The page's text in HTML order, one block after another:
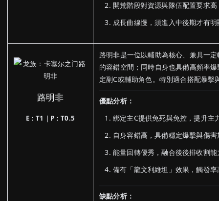
開荒階段對資源與隊伍配置要求
成長曲線慢，須進入中後期才有
路明非
E：T1｜P：T0.5
路明非是一位以輔助為核心、兼具一
的容錯空間；同時自身也具備高頻率
定副C或輔助角色。特別適合搭配暴擊
優點分析：
綁定主C提供免死與免控，提升主
自身容錯高，具備穩定爆擊與傷
能量回轉優秀，融合後後排收割能
備有「龍文利維坦」效果，觸發
缺點分析：